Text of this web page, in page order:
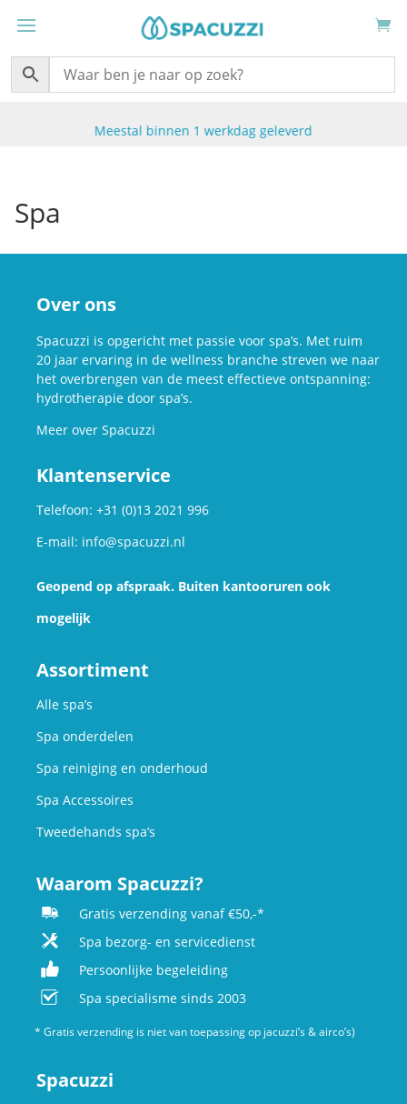
Meestal binnen 1 werkdag geleverd
Spa
Over ons
Spacuzzi is opgericht met passie voor spa’s. Met ruim
20 jaar ervaring in de wellness branche streven we naar
het overbrengen van de meest effectieve ontspanning:
hydrotherapie door spa’s.
Meer over Spacuzzi
Klantenservice
Telefoon: +31 (0)13 2021 996
E-mail: info@spacuzzi.nl
Geopend op afspraak. Buiten kantooruren ook
mogelijk
Assortiment
Alle spa’s
Spa onderdelen
Spa reiniging en onderhoud
Spa Accessoires
Tweedehands spa’s
Waarom Spacuzzi?
Gratis verzending vanaf €50,-*
Spa bezorg- en servicedienst
Persoonlijke begeleiding
Spa specialisme sinds 2003
* Gratis verzending is niet van toepassing op jacuzzi’s & airco’s)
Spacuzzi